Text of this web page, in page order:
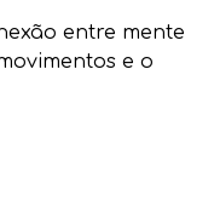
entre mente
e o